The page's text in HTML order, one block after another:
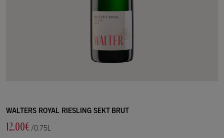
WALTERS ROYAL RIESLING SEKT BRUT
12.00€ /0.75L